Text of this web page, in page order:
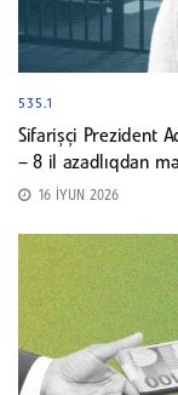
535.1
Sifarişçi Prezident
– 8 il azadlıqdan
16 İYUN 2026